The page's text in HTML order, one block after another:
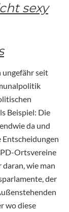
sexy
ungefähr seit
Beispiel: Die
da und
Ortsvereine
wie man
der
wo diese